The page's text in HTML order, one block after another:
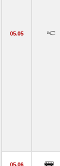
05.05
05.06